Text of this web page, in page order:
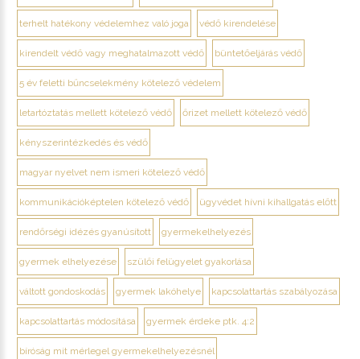
terhelt hatékony védelemhez való joga védő kirendelése
kirendelt védő vagy meghatalmazott védő büntetőeljárás védő
5 év feletti bűncselekmény kötelező védelem
letartóztatás mellett kötelező védő őrizet mellett kötelező védő
kényszerintézkedés és védő
magyar nyelvet nem ismeri kötelező védő
kommunikációképtelen kötelező védő ügyvédet hívni kihallgatás előtt
rendőrségi idézés gyanúsított gyermekelhelyezés
gyermek elhelyezése szülői felügyelet gyakorlása
váltott gondoskodás gyermek lakóhelye kapcsolattartás szabályozása
kapcsolattartás módosítása gyermek érdeke ptk. 4:2
bíróság mit mérlegel gyermekelhelyezésnél